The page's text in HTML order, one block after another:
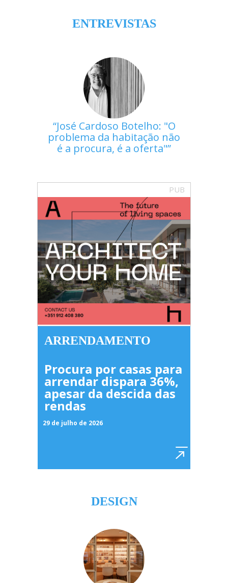
ENTREVISTAS
José Cardoso Botelho: "O
problema da habitação não
é a procura, é a oferta"
PUB
ARRENDAMENTO
Procura por casas para
arrendar dispara 36%,
apesar da descida das
rendas
29 de julho de 2026
DESIGN